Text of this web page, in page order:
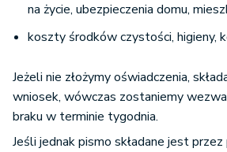
na życie, ubezpieczenia domu,
koszty środków czystości, higieny,
Jeżeli nie złożymy oświadczenia,
wniosek, wówczas zostaniemy
braku w terminie tygodnia.
Jeśli jednak pismo składane jest przez